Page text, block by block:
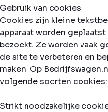
Gebruik van cookies
Cookies zijn kleine
apparaat worden
bezoekt. Ze worden vaak
de site te verbeteren en
maken. Op
volgende soorten cookies:
Strikt noodzakelijke